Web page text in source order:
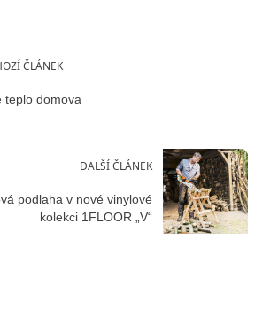
ČLÁNEK
teplo domova
DALŠÍ ČLÁNEK
podlaha v nové vinylové
kolekci 1FLOOR „V“